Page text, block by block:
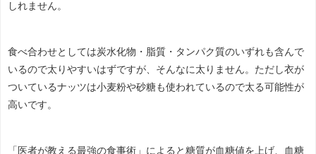
しれません。
食べ合わせとしては炭水化物・脂質・タンパク質のいずれも含んで
いるので太りやすいはずですが、そんなに太りません。ただし衣が
ついているナッツは小麦粉や砂糖も使われているので太る可能性が
高いです。
「医者が教える最強の食事術」によると糖質が血糖値を上げ、血糖